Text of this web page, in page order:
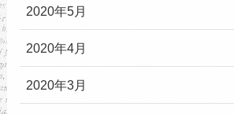
2020年5月
2020年4月
2020年3月